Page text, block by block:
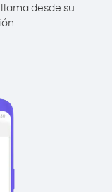
desde su